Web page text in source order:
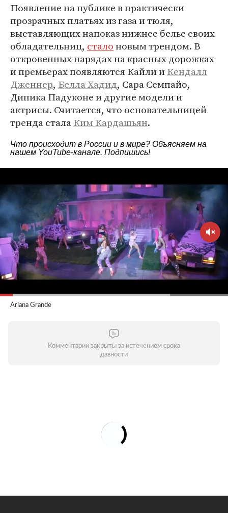
Появление на публике в практически
прозрачных платьях из газа и тюля,
выставляющих напоказ нижнее белье своих
обладательниц, сталоновым трендом. В
откровенных нарядах на красных дорожках
и премьерах появляются Кайли иКендалл
Дженнер, Белла Хадид, Сара Семпайо,
Дипика Падуконе и другие модели и
актрисы. Считается, что основательницей
тренда сталаКим Кардашьян.
Что происходит в России и в мире? Объясняем на
нашем YouTube-канале. Подпишись!
Ariana Grande
Комментарии закрыты за истечением срока
давности